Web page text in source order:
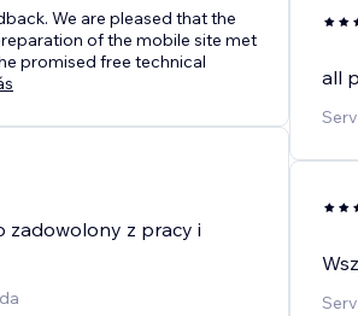
We are pleased that the
of the mobile site met
promised free technical
zadowolony z pracy i
all